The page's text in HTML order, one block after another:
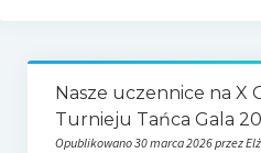
Dziennik elektroniczny (Librus)
Dla nauczycieli
Nasze uczennice na X
Turnieju Tańca Gala
Opublikowano 30 marca 2026 przez